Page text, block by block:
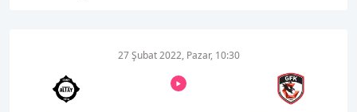
27 Şubat 2022, Pazar, 10:30